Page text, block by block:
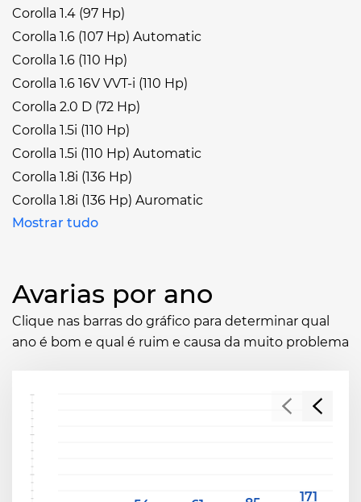
Corolla 1.4 (97 Hp)
Corolla 1.6 (107 Hp) Automatic
Corolla 1.6 (110 Hp)
Corolla 1.6 16V VVT-i (110 Hp)
Corolla 2.0 D (72 Hp)
Corolla 1.5i (110 Hp)
Corolla 1.5i (110 Hp) Automatic
Corolla 1.8i (136 Hp)
Corolla 1.8i (136 Hp) Auromatic
Mostrar tudo
Avarias por ano
Clique nas barras do gráfico para determinar qual
ano é bom e qual é ruim e causa da muito problema